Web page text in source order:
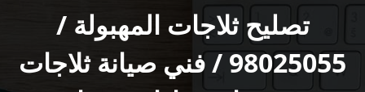
تصليح ثلاجات المهبولة /
98025055 / فني صيانة ثلاجات